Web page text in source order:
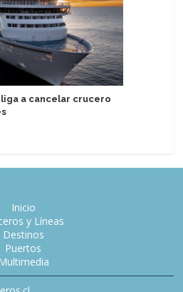
a cancelar crucero
Inicio
y Líneas
Destinos
Puertos
Multimedia